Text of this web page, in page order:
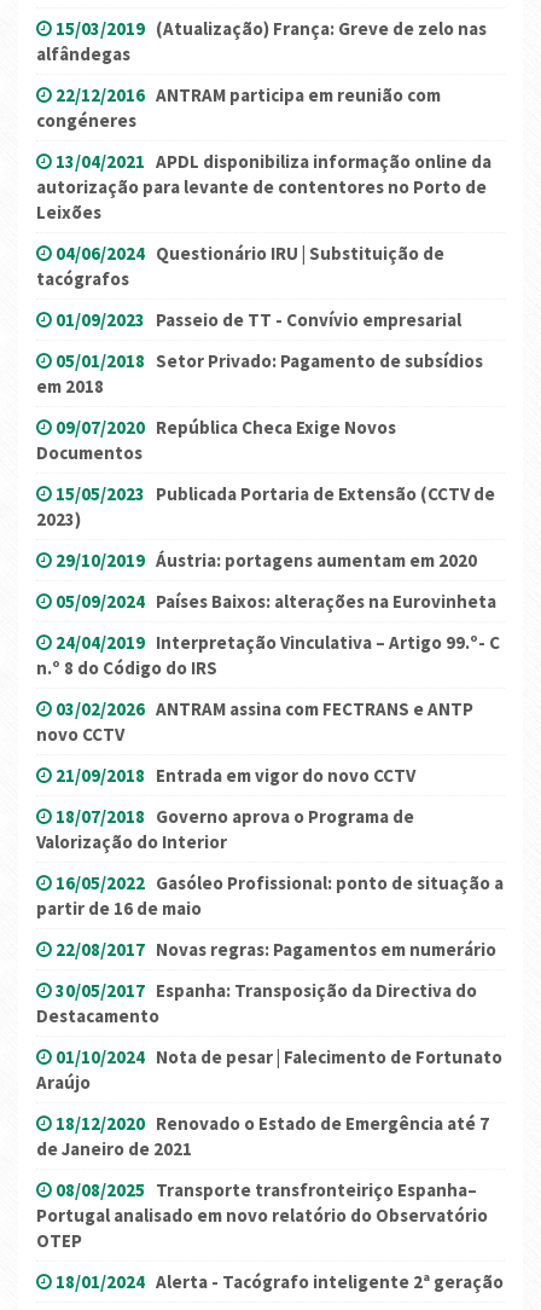
15/03/2019 (Atualização) França: Greve de zelo nas
alfândegas
22/12/2016 ANTRAM participa em reunião com
congéneres
13/04/2021 APDL disponibiliza informação online da
autorização para levante de contentores no Porto de
Leixões
04/06/2024 Questionário IRU | Substituição de
tacógrafos
01/09/2023 Passeio de TT - Convívio empresarial
05/01/2018 Setor Privado: Pagamento de subsídios
em 2018
09/07/2020 República Checa Exige Novos
Documentos
15/05/2023 Publicada Portaria de Extensão (CCTV de
2023)
29/10/2019 Áustria: portagens aumentam em 2020
05/09/2024 Países Baixos: alterações na Eurovinheta
24/04/2019 Interpretação Vinculativa – Artigo 99.º- C
n.º 8 do Código do IRS
03/02/2026 ANTRAM assina com FECTRANS e ANTP
novo CCTV
21/09/2018 Entrada em vigor do novo CCTV
18/07/2018 Governo aprova o Programa de
Valorização do Interior
16/05/2022 Gasóleo Profissional: ponto de situação a
partir de 16 de maio
22/08/2017 Novas regras: Pagamentos em numerário
30/05/2017 Espanha: Transposição da Directiva do
Destacamento
01/10/2024 Nota de pesar | Falecimento de Fortunato
Araújo
18/12/2020 Renovado o Estado de Emergência até 7
de Janeiro de 2021
08/08/2025 Transporte transfronteiriço Espanha–
Portugal analisado em novo relatório do Observatório
OTEP
18/01/2024 Alerta - Tacógrafo inteligente 2ª geração